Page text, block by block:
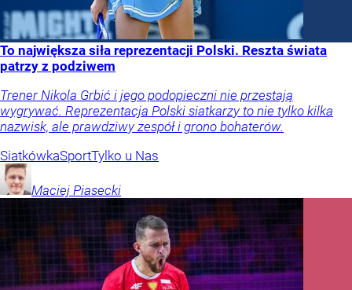
To największa siła reprezentacji Polski. Reszta świata
patrzy z podziwem
Trener Nikola Grbić i jego podopieczni nie przestają
wygrywać. Reprezentacja Polski siatkarzy to nie tylko kilka
nazwisk, ale prawdziwy zespół i grono bohaterów.
SiatkówkaSportTylko u Nas
Maciej Piasecki